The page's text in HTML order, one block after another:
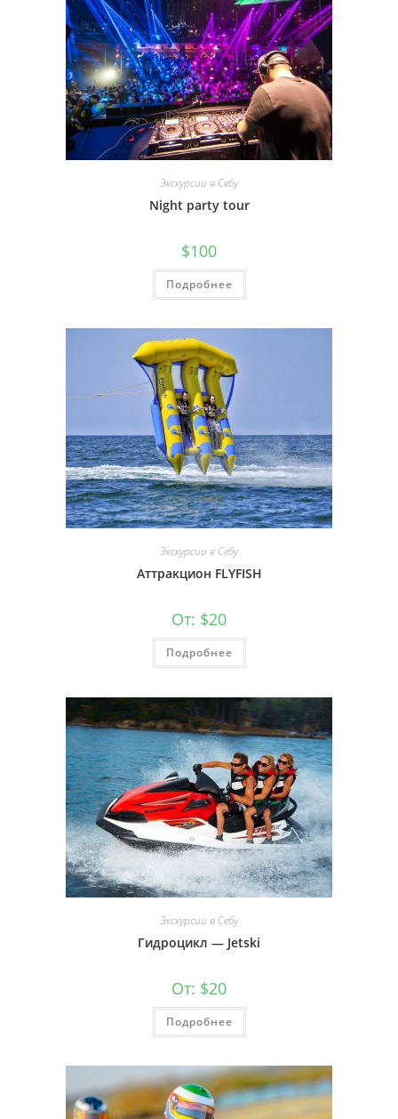
Экскурсии в Себу
Night party tour
$100
Подробнее
Экскурсии в Себу
Аттракцион FLYFISH
От: $20
Подробнее
Экскурсии в Себу
Гидроцикл — Jetski
От: $20
Подробнее